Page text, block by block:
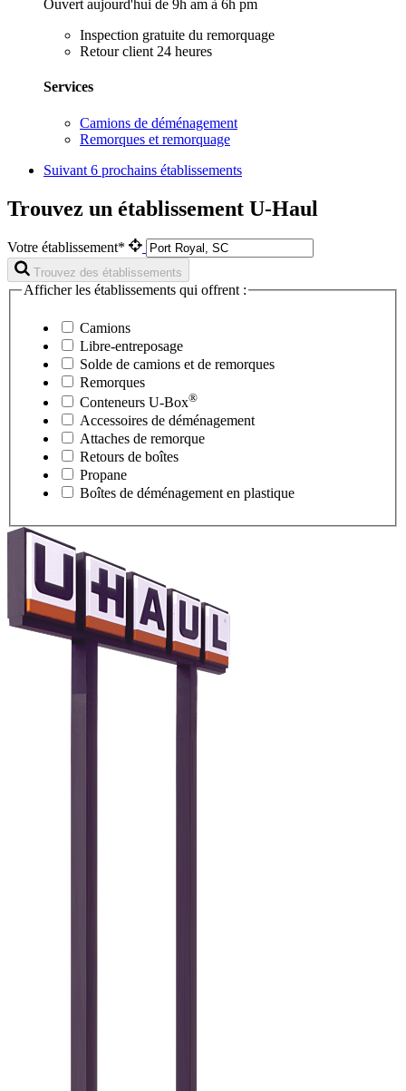
Ouvert aujourd'hui de 9h am à 6h pm
Inspection gratuite du remorquage
Retour client 24 heures
Services
Camions de déménagement
Remorques et remorquage
Suivant 6 prochains établissements
Trouvez un établissement U-Haul
Votre établissement*
Trouvez des établissements
Afficher les établissements qui offrent :
Camions
Libre-entreposage
Solde de camions et de remorques
Remorques
Conteneurs U-Box®
Accessoires de déménagement
Attaches de remorque
Retours de boîtes
Propane
Boîtes de déménagement en plastique